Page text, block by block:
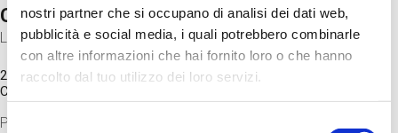
nostri partner che si occupano di analisi dei dati web,
pubblicità e social media, i quali potrebbero combinarle
con altre informazioni che hai fornito loro o che hanno
raccolto dal tuo utilizzo dei loro servizi.
Selezione
Come funziona il cervello?
Laboratorio
20 Set 2026 / 11:15 - 13:00
Costo
Proveremo a costruire un cervello in cartoncino cercando di